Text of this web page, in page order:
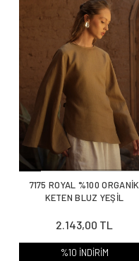
7175 ROYAL %100 ORGANİK
KETEN BLUZ YEŞİL
2.143,00 TL
%10 İNDİRİM